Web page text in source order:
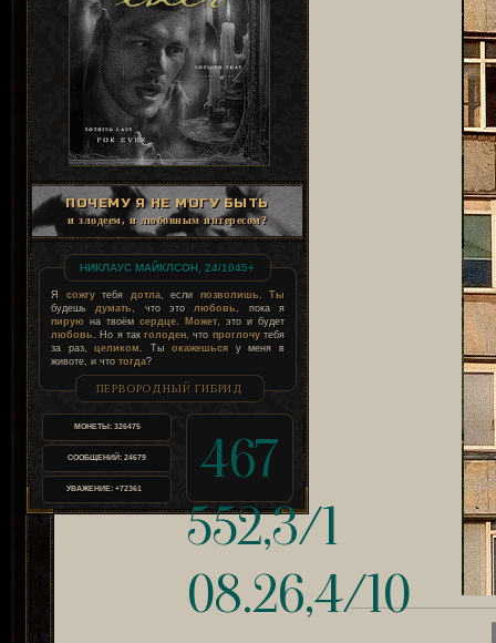
ПОЧЕМУ Я НЕ МОГУ БЫТЬ
и злодеем, и любовным интересом?
НИКЛАУС МАЙКЛСОН, 24/1045+
Я сожгутебя дотла, если позволишь. Ты
будешьдумать, что этолюбовь, пока я
пирую на твоём сердце. Может, это и будет
любовь. Но я такголоден, что проглочутебя
за раз,целиком. Ты окажешьсяу меня в
животе, и что тогда?
ПЕРВОРОДНЫЙ ГИБРИД
МОНЕТЫ:326475
СООБЩЕНИЙ: 24679
УВАЖЕНИЕ: +72361
467
552,3/1
08.26,4/10